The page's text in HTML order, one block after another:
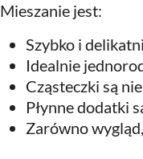
Mieszanie jest:
Szybko i
Idealnie
Cząsteczki są
Płynne dodatki
Zarówno